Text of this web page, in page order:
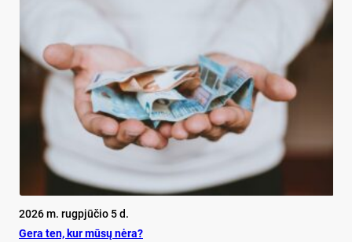
2026 m. rugpjūčio 5 d.
Ge­ra ten, kur mū­sų nė­ra?